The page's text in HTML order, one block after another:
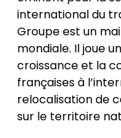
international du
Groupe est un
mondiale. Il joue
croissance et la
françaises à
relocalisation de
sur le territoire